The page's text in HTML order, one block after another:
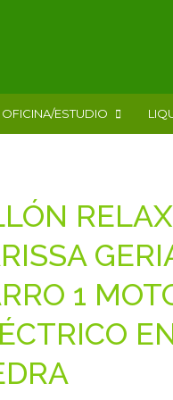
OFICINA/ESTUDIO
1